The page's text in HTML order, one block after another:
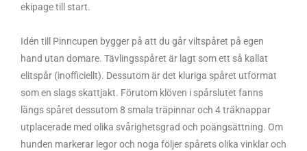
ekipage till start.
Idén till Pinncupen bygger på att du går viltspåret på egen
hand utan domare. Tävlingsspåret är lagt som ett så kallat
elitspår (inofficiellt). Dessutom är det kluriga spåret utformat
som en slags skattjakt. Förutom klöven i spårslutet fanns
längs spåret dessutom 8 smala träpinnar och 4 träknappar
utplacerade med olika svårighetsgrad och poängsättning. Om
hunden markerar legor och noga följer spårets olika vinklar och